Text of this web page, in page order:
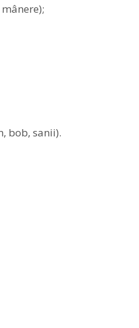
bob, sanii).